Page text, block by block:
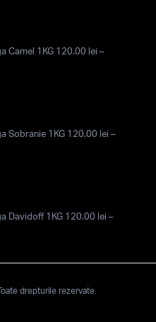
Camel 1KG 120.00 lei –
Sobranie 1KG 120.00 lei –
Davidoff 1KG 120.00 lei –
drepturile rezervate.